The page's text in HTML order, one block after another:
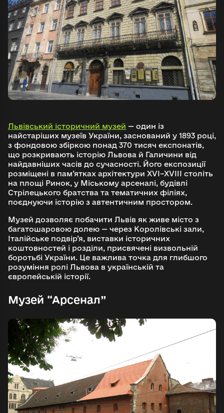
Львівський історичний музей — один із
найстаріших музеїв України, заснований у 1893 році,
з фондовою збіркою понад 370 тисяч експонатів,
що розкривають історію Львова й Галичини від
найдавніших часів до сучасності. Його експозиції
розміщені в пам’ятках архітектури XVI–XVIII століть
на площі Ринок, у Міському арсеналі, будівлі
Стрілецького братства та тематичних філіях,
поєднуючи історію з автентичним простором.
Музей дозволяє побачити Львів як живе місто з
багатошаровою долею — через Королівські зали,
Італійське подвір’я, виставки історичних
коштовностей і розділи, присвячені визвольній
боротьбі України. Це важлива точка для глибшого
розуміння ролі Львова в українській та
європейській історії.
Музей “Арсенал”